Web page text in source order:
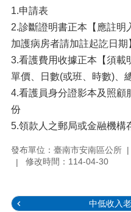
1.申請表
2.診斷證明書正本【應註明
加護病房者請加註起訖日期
3.看護費用收據正本【須載
單價、日數(或班、時數)、
4.看護員身分證影本及照顧
份
5.領款人之郵局或金融機構
發布單位：臺南市安南區公所
修改時間：114-04-30
中低收入